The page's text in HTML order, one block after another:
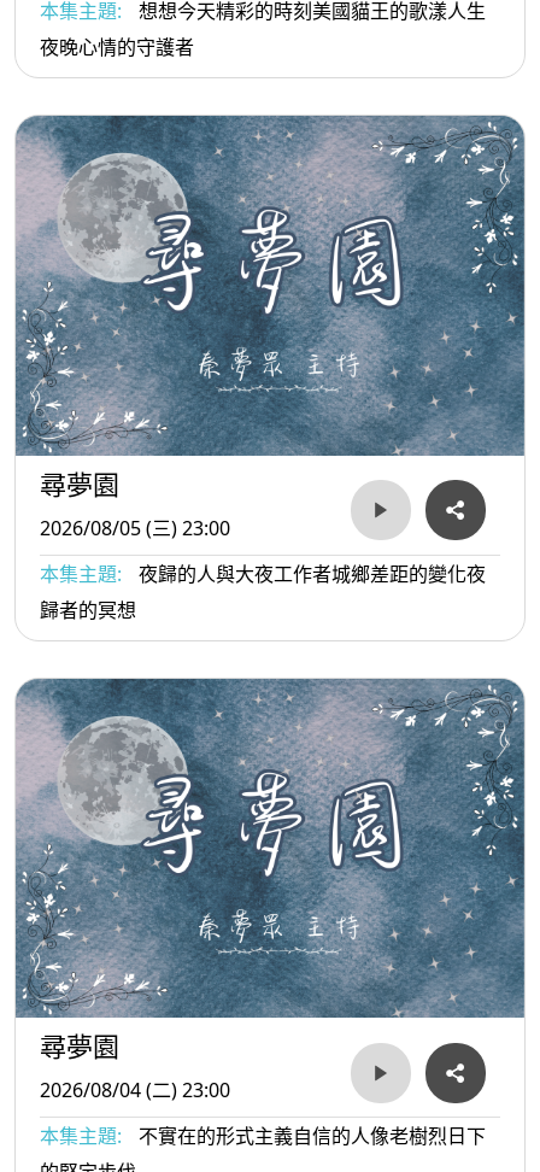
本集主題:
想想今天精彩的時刻美國貓王的歌漾人生
夜晚心情的守護者
尋夢園
2026/08/05 (三) 23:00
本集主題:
夜歸的人與大夜工作者城鄉差距的變化夜
歸者的冥想
尋夢園
2026/08/04 (二) 23:00
本集主題:
不實在的形式主義自信的人像老樹烈日下